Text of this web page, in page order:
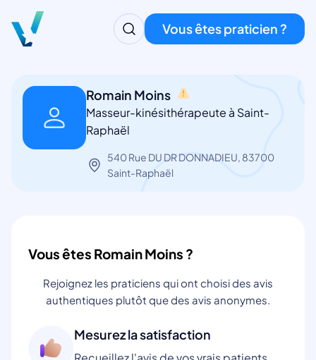
Vous êtes praticien ?
Romain Moins
Masseur-kinésithérapeute à Saint-
Raphaël
540 Rue DU DR DONNADIEU, 83700
Saint-Raphaël
Vous êtes Romain Moins ?
Rejoignez les praticiens qui ont choisi des avis
authentiques plutôt que des avis anonymes.
Mesurez la satisfaction